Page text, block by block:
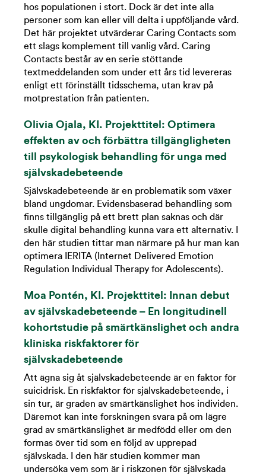
hos populationen i stort. Dock är det inte alla
personer som kan eller vill delta i uppföljande vård.
Det här projektet utvärderar Caring Contacts som
ett slags komplement till vanlig vård. Caring
Contacts består av en serie stöttande
textmeddelanden som under ett års tid levereras
enligt ett förinställt tidsschema, utan krav på
motprestation från patienten.
Olivia Ojala, KI. Projekttitel: Optimera
effekten av och förbättra tillgängligheten
till psykologisk behandling för unga med
självskadebeteende
Självskadebeteende är en problematik som växer
bland ungdomar. Evidensbaserad behandling som
finns tillgänglig på ett brett plan saknas och där
skulle digital behandling kunna vara ett alternativ. I
den här studien tittar man närmare på hur man kan
optimera IERITA (Internet Delivered Emotion
Regulation Individual Therapy for Adolescents).
Moa Pontén, KI. Projekttitel:
Innan debut
av självskadebeteende – En longitudinell
kohortstudie på smärtkänslighet och andra
kliniska riskfaktorer för
självskadebeteende
Att ägna sig åt självskadebeteende är en faktor för
suicidrisk. En riskfaktor för självskadebeteende, i
sin tur, är graden av smärtkänslighet hos individen.
Däremot kan inte forskningen svara på om lägre
grad av smärtkänslighet är medfödd eller om den
formas över tid som en följd av upprepad
självskada. I den här studien kommer man
undersöka vem som är i riskzonen för självskada